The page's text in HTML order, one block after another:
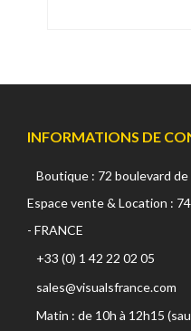
INFORMATIONS DE
Boutique : 72 boulevard de
Espace vente & Location :
- FRANCE
+33 (0) 1 42 22 02 05
sales@visualsfrance.com
Matin : de 10h à 12h15